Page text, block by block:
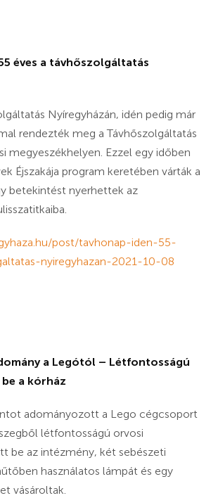
éves a távhőszolgáltatás
Nyíregyházán, idén pedig már
rendezték meg a Távhőszolgáltatás
megyeszékhelyen. Ezzel egy időben
Éjszakája program keretében várták a
betekintést nyerhettek az
post/tavhonap-iden-55-
nyiregyhazan-2021-10-08
a Legótól – Létfontosságú
a kórház
adományozott a Lego cégcsoport
létfontosságú orvosi
be az intézmény, két sebészeti
használatos lámpát és egy
vásároltak.